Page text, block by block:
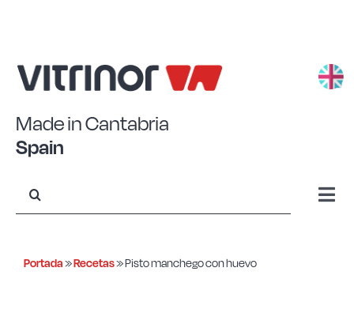
Made in Cantabria
Spain
Portada»Recetas»Pisto manchego con huevo